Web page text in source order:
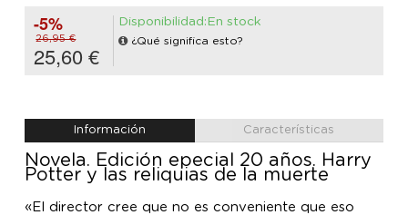
-5%
26,95 €
25,60 €
Disponibilidad:En stock
¿Qué significa esto?
Información Características
Novela. Edición epecial 20 años. Harry
Potter y las reliquias de la muerte
«El director cree que no es conveniente que eso